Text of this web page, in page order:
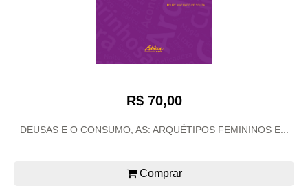
R$ 70,00
DEUSAS E O CONSUMO, AS: ARQUÉTIPOS FEMININOS E...
Comprar